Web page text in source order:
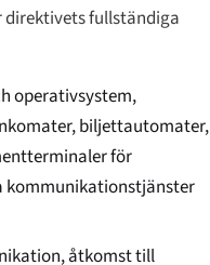
direktivets fullständiga
operativsystem,
biljettautomater,
för
kommunikationstjänster
åtkomst till